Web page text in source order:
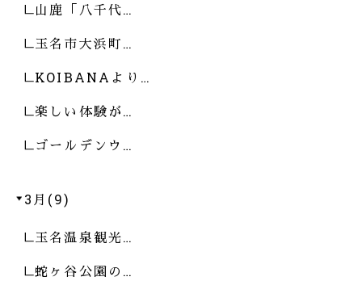
山鹿「八千代…
玉名市大浜町…
KOIBANAより…
楽しい体験が…
ゴールデンウ…
3月(9)
玉名温泉観光…
蛇ヶ谷公園の…